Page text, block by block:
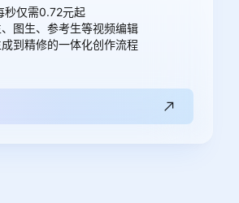
秒仅需0.72元起
图生、参考生等视频编辑
到精修的一体化创作流程